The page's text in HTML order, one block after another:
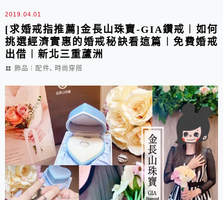
2019.04.01
[求婚戒指推薦]金長山珠寶-GIA鑽戒︱如何
挑選經濟實惠的婚戒秘訣看這篇︱免費婚戒
出借︱新北三重蘆洲
飾品︱配件, 時尚穿搭